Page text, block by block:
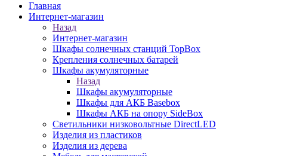
Главная
Интернет-магазин
Назад
Интернет-магазин
Шкафы солнечных станций TopBox
Крепления солнечных батарей
Шкафы акумуляторные
Назад
Шкафы акумуляторные
Шкафы для АКБ Basebox
Шкафы АКБ на опору SideBox
Светильники низковольтные DirectLED
Изделия из пластиков
Изделия из дерева